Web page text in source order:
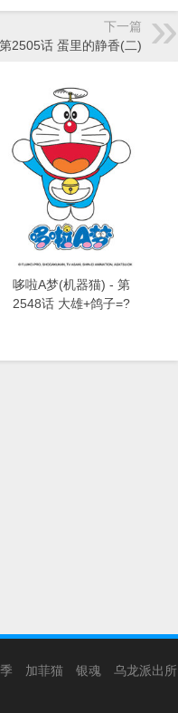
下一篇
2505话 蛋里的静香(二)
哆啦A梦(机器猫) - 第
2548话 大雄+鸽子=?
加菲猫 银魂 乌龙派出所